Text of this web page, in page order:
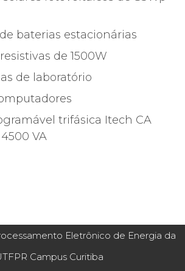
baterias estacionárias
de 1500W
de laboratório
trifásica Itech CA
VA
Eletrônico de Energia da
Campus Curitiba